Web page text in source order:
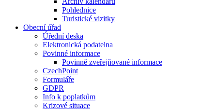
Pohlednice
Turistické vizitky
Obecní úřad
Úřední deska
Elektronická podatelna
Povinné informace
Povinně zveřejňované informace
CzechPoint
Formuláře
GDPR
Info k poplatkům
Krizové situace